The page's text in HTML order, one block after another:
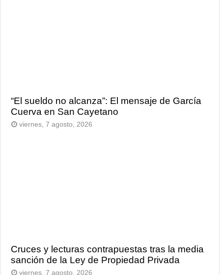
“El sueldo no alcanza”: El mensaje de García
Cuerva en San Cayetano
viernes, 7 agosto, 2026
Cruces y lecturas contrapuestas tras la media
sanción de la Ley de Propiedad Privada
viernes, 7 agosto, 2026